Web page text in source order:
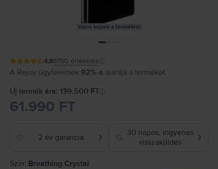
Valós képek a termékről
4.89750 értékelés
A Rejoy ügyfeleinek 92%-a ajánlja a terméket
Új termék ára: 139.500 FT
61.990 FT
2 év garancia ❯
30 napos, ingyenes
visszaküldés
❯
Szín: Breathing Crystal